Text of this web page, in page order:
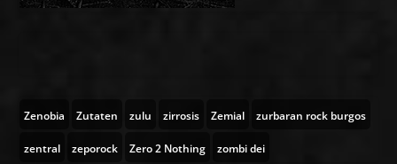
Zenobia Zutaten zulu zirrosis Zemial zurbaran rock burgos
zentral zeporock Zero 2 Nothing zombi dei